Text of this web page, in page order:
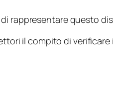
rappresentare questo
il compito di